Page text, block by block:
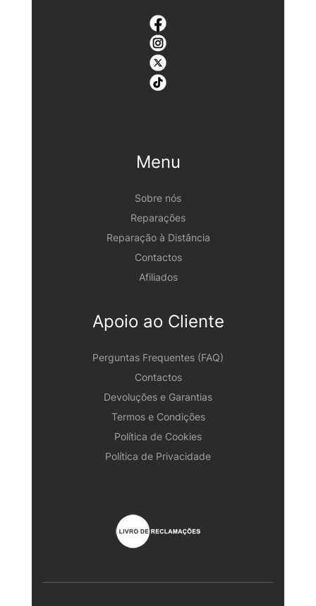
Menu
Sobre nós
Reparações
Reparação à Distância
Contactos
Afiliados
Apoio ao Cliente
Perguntas Frequentes (FAQ)
Contactos
Devoluções e Garantias
Termos e Condições
Política de Cookies
Política de Privacidade